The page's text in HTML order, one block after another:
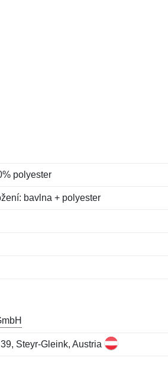
polyester
bavlna + polyester
Steyr-Gleink, Austria